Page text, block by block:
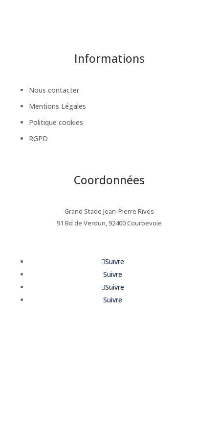
Informations
Nous contacter
Mentions Légales
Politique cookies
RGPD
Coordonnées
Grand Stade Jean-Pierre Rives
91 Bd de Verdun, 92400 Courbevoie
Suivre
Suivre
Suivre
Suivre